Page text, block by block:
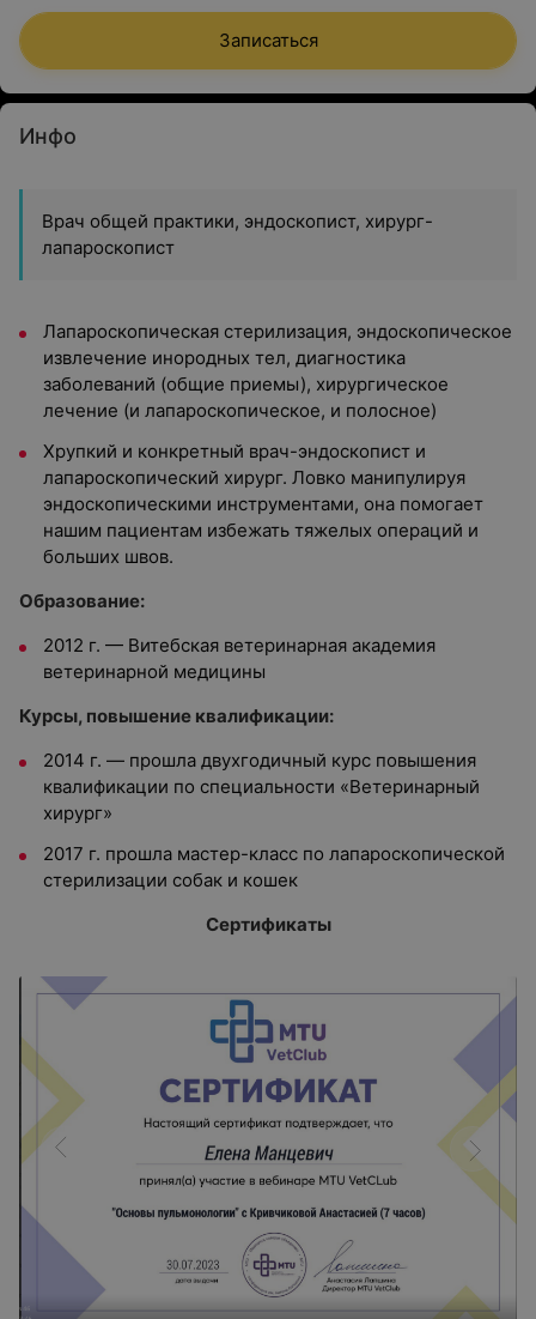
Записаться
Инфо
Врач общей практики, эндоскопист, хирург-
лапароскопист
Лапароскопическая стерилизация, эндоскопическое
извлечение инородных тел, диагностика
заболеваний (общие приемы), хирургическое
лечение (и лапароскопическое, и полосное)
Хрупкий и конкретный врач-эндоскопист и
лапароскопический хирург. Ловко манипулируя
эндоскопическими инструментами, она помогает
нашим пациентам избежать тяжелых операций и
больших швов.
Образование:
2012 г. — Витебская ветеринарная академия
ветеринарной медицины
Курсы, повышение квалификации:
2014 г. — прошла двухгодичный курс повышения
квалификации по специальности «Ветеринарный
хирург»
2017 г. прошла мастер-класс по лапароскопической
стерилизации собак и кошек
Сертификаты